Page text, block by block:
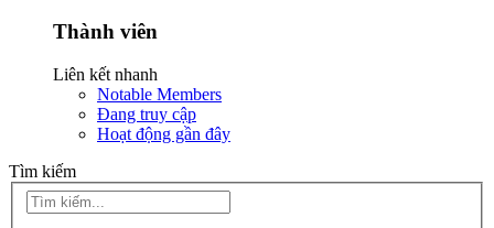
Thành viên
Liên kết nhanh
Notable Members
Đang truy cập
Hoạt động gần đây
Tìm kiếm